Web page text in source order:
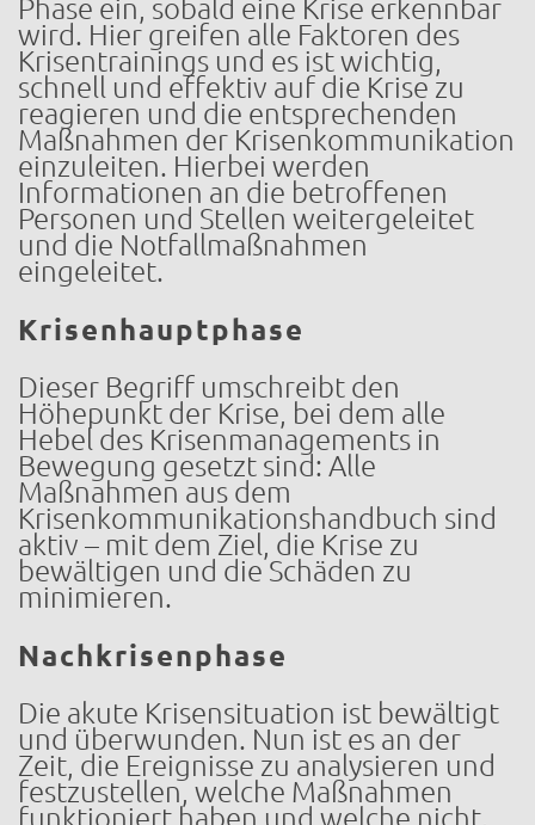
Phase ein, sobald eine Krise erkennbar
wird. Hier greifen alle Faktoren des
Krisentrainings und es ist wichtig,
schnell und effektiv auf die Krise zu
reagieren und die entsprechenden
Maßnahmen der Krisenkommunikation
einzuleiten. Hierbei werden
Informationen an die betroffenen
Personen und Stellen weitergeleitet
und die Notfallmaßnahmen
eingeleitet.
Krisenhauptphase
Dieser Begriff umschreibt den
Höhepunkt der Krise, bei dem alle
Hebel des Krisenmanagements in
Bewegung gesetzt sind: Alle
Maßnahmen aus dem
Krisenkommunikationshandbuch sind
aktiv – mit dem Ziel, die Krise zu
bewältigen und die Schäden zu
minimieren.
Nachkrisenphase
Die akute Krisensituation ist bewältigt
und überwunden. Nun ist es an der
Zeit, die Ereignisse zu analysieren und
festzustellen, welche Maßnahmen
funktioniert haben und welche nicht.